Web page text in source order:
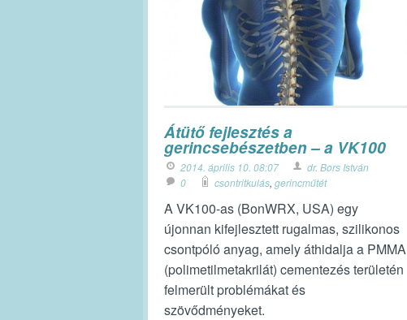
Átütő fejlesztés a
gerincsebészetben – a VK100
2014. április 10. 08:07
dr. Bors István
0
csontritkulás, gerincműtét
A VK100-as (BonWRX, USA) egy
újonnan kifejlesztett rugalmas, szilikonos
csontpóló anyag, amely áthidalja a PMMA
(polimetilmetakrilát) cementezés területén
felmerült problémákat és
szövődményeket.